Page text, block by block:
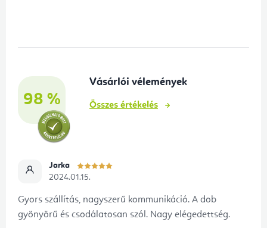
98 %
Vásárlói vélemények
Összes értékelés
Jarka
2024.01.15.
Gyors szállítás, nagyszerű kommunikáció. A dob
gyönyörű és csodálatosan szól. Nagy elégedettség.